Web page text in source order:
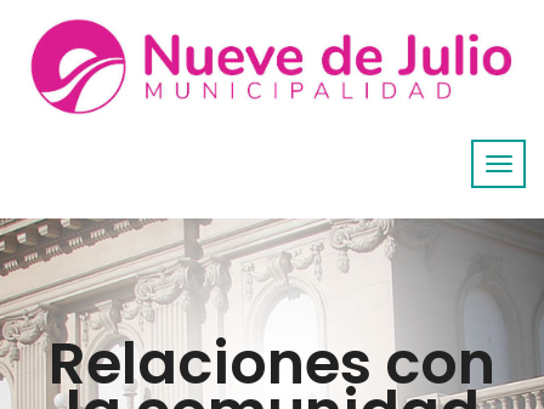
Relaciones con